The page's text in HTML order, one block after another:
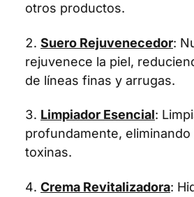
otros productos.
Suero Rejuvenecedor:
rejuvenece la piel,
de líneas finas y arrugas.
Limpiador Esencial:
profundamente,
toxinas.
Crema Revitalizadora: